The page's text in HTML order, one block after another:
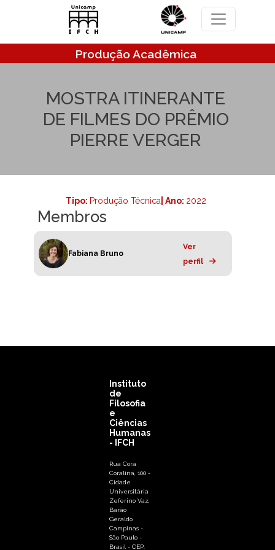
Pular para o conteúdo principal
Produção Acadêmica
MOSTRA ITINERANTE
DE FILMES DO PRÊMIO
PIERRE VERGER
Tipo: Produção Técnica | Ano: 2022
Membros
Fabiana Bruno
Ver
perfil
Instituto
de
Filosofia
e
Ciências
Humanas
- IFCH
Rua Cora
Coralina, 100 -
Cidade
Universitária
Zeferino Vaz,
Barão
Geraldo
Campinas -
São Paulo -
Brasil - CEP: